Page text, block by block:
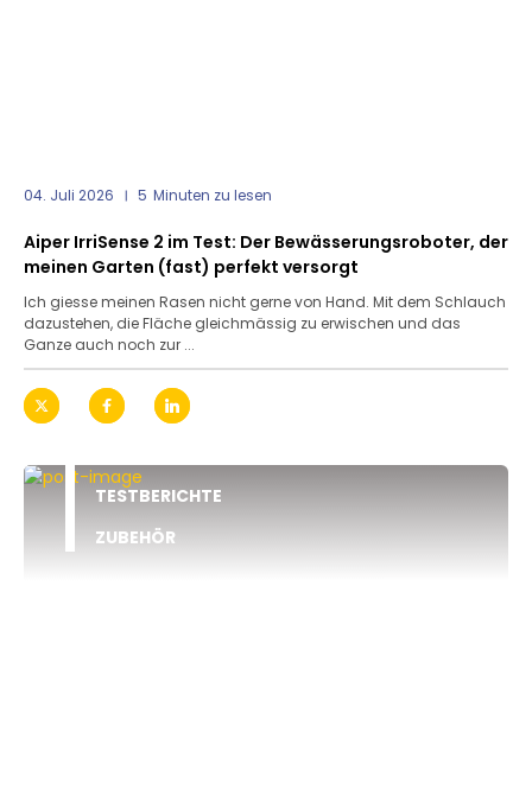
04. Juli 2026 5 Minuten zu lesen
Aiper IrriSense 2 im Test: Der Bewässerungsroboter, der
meinen Garten (fast) perfekt versorgt
Ich giesse meinen Rasen nicht gerne von Hand. Mit dem Schlauch
dazustehen, die Fläche gleichmässig zu erwischen und das
Ganze auch noch zur ...
TESTBERICHTE
ZUBEHÖR